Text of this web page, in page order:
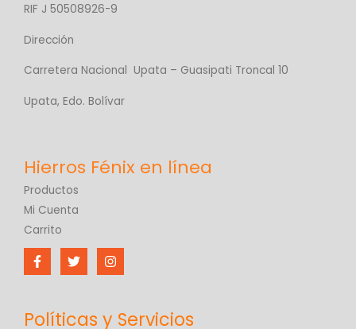
RIF J 50508926-9
Dirección
Carretera Nacional Upata – Guasipati Troncal 10
Upata, Edo. Bolívar
Productos
Mi Cuenta
Carrito
Políticas y Servicios